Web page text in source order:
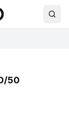
50